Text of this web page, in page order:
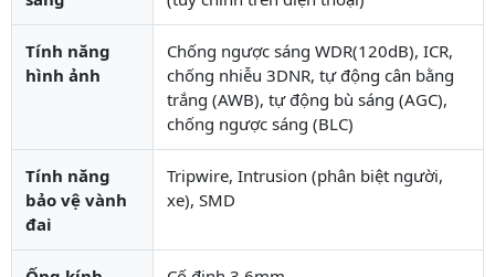
Tính năng
hình ảnh
Chống ngược sáng WDR(120dB), ICR,
chống nhiễu 3DNR, tự động cân bằng
trắng (AWB), tự động bù sáng (AGC),
chống ngược sáng (BLC)
Tính năng
bảo vệ vành
đai
Tripwire, Intrusion (phân biệt người,
xe), SMD